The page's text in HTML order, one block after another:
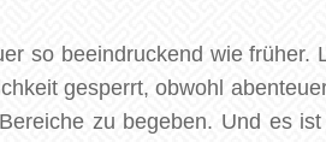
so beeindruckend wie früher.
gesperrt, obwohl
zu begeben. Und es